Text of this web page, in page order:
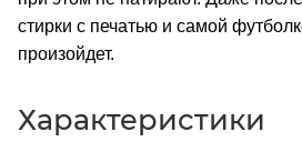
стирки с печатью и самой
произойдет.
Характеристики